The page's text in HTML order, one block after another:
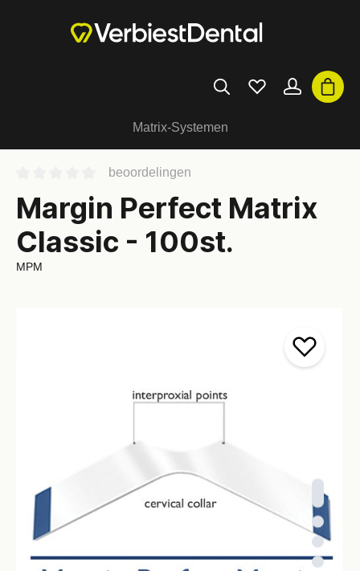
Matrix-Systemen
beoordelingen
Margin Perfect Matrix
Classic - 100st.
MPM